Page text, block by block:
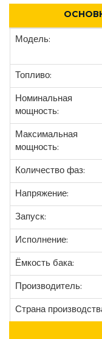
Модель:
Топливо:
Номинальная
мощность:
Максимальная
мощность:
Количество фаз:
Напряжение:
Запуск:
Исполнение:
Ёмкость бака:
Производитель:
Страна